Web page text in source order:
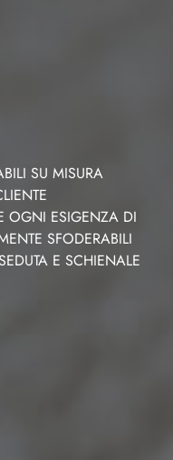
SU MISURA
OGNI ESIGENZA DI
SFODERABILI
E SCHIENALE